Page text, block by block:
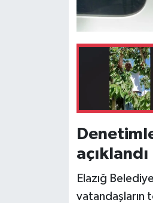
açıklandı
Elazığ
vatandaşların